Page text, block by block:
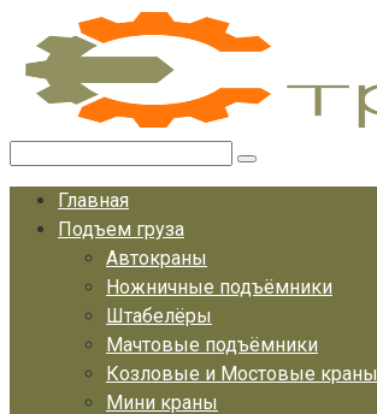
Перейти
контенту
Главная
Подъем груза
Автокраны
Ножничные подъёмники
Штабелёры
Мачтовые подъёмники
Козловые и Мостовые краны
Мини краны